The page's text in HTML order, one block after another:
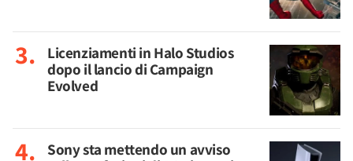
Licenziamenti in Halo Studios
dopo il lancio di Campaign
Evolved
Sony sta mettendo un avviso